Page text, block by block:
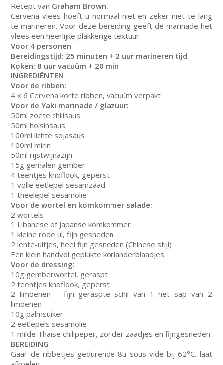
Recept van Graham Brown.
Cervena vlees hoeft u normaal niet en zeker niet te lang
te marineren. Voor deze bereiding geeft de marinade het
vlees een heerlijke plakkerige textuur.
Voor 4 personen
Bereidingstijd: 25 minuten + 2 uur marineren tijd
Koken: 8 uur vacuüm + 20 min
INGREDIËNTEN
Voor de ribben:
4 x 6 Cervena korte ribben, vacuüm verpakt
Voor de Yaki marinade / glazuur:
50ml zoete chilisaus
50ml hoisinsaus
100ml lichte sojasaus
100ml mirin
50ml rijstwijnazijn
15g gemalen gember
4 teentjes knoflook, geperst
1 volle eetlepel sesamzaad
1 theelepel sesamolie
Voor de wortel en komkommer salade:
2 wortels
1 Libanese of Japanse komkommer
1 kleine rode ui, fijn gesneden
2 lente-uitjes, heel fijn gesneden (Chinese stijl)
Een klein handvol geplukte korianderblaadjes
Voor de dressing:
10g gemberwortel, geraspt
2 teentjes knoflook, geperst
2 limoenen – fijn geraspte schil van 1 het sap van 2
limoenen
10g palmsuiker
2 eetlepels sesamolie
1 milde Thaise chilipeper, zonder zaadjes en fijngesneden
BEREIDING
Gaar de ribbetjes gedurende 8u sous vide bij 62°C. laat